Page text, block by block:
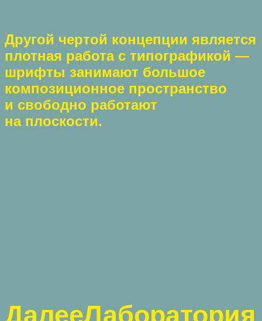
Другой чертой концепции является
плотная работа с типографикой —
шрифты занимают большое
композиционное пространство
и свободно работают
на плоскости.
ДалееЛаборатория